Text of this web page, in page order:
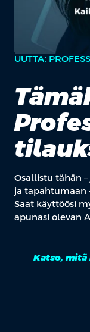
UUTTA:
Osallistu tähän
ja tapahtumaan
Saat käyttöösi
apunasi olevan
Katso, mitä